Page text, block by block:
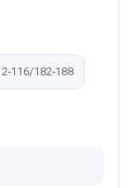
116/182-188